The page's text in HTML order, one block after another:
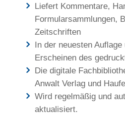
Liefert Kommentare,
Formularsammlungen,
Zeitschriften
In der neuesten
Erscheinen des
Die digitale
Anwalt Verlag und Haufe
Wird regelmäßig und
aktualisiert.